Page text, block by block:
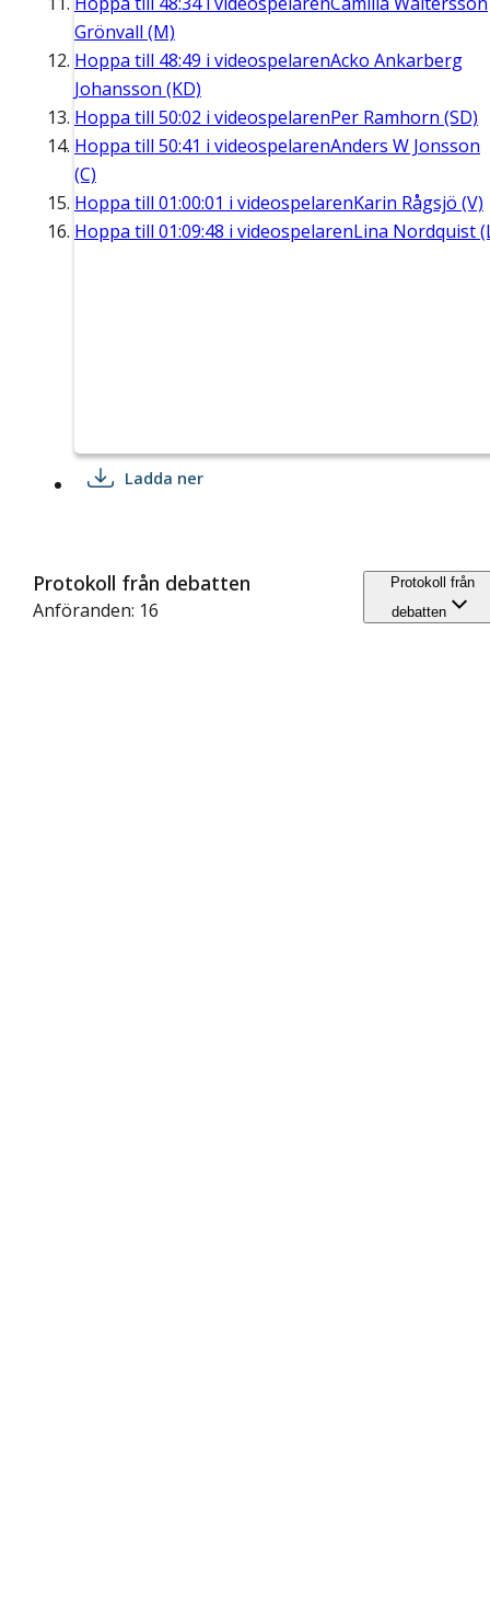
Grönvall (M)
Hoppa till 48:49 i videospelarenAcko Ankarberg
Johansson (KD)
Hoppa till 50:02 i videospelarenPer Ramhorn (SD)
Hoppa till 50:41 i videospelarenAnders W Jonsson
(C)
Hoppa till 01:00:01 i videospelarenKarin Rågsjö (V)
Hoppa till 01:09:48 i videospelarenLina Nordquist
Ladda ner
Protokoll från debatten
Anföranden: 16
Protokoll från
debatten